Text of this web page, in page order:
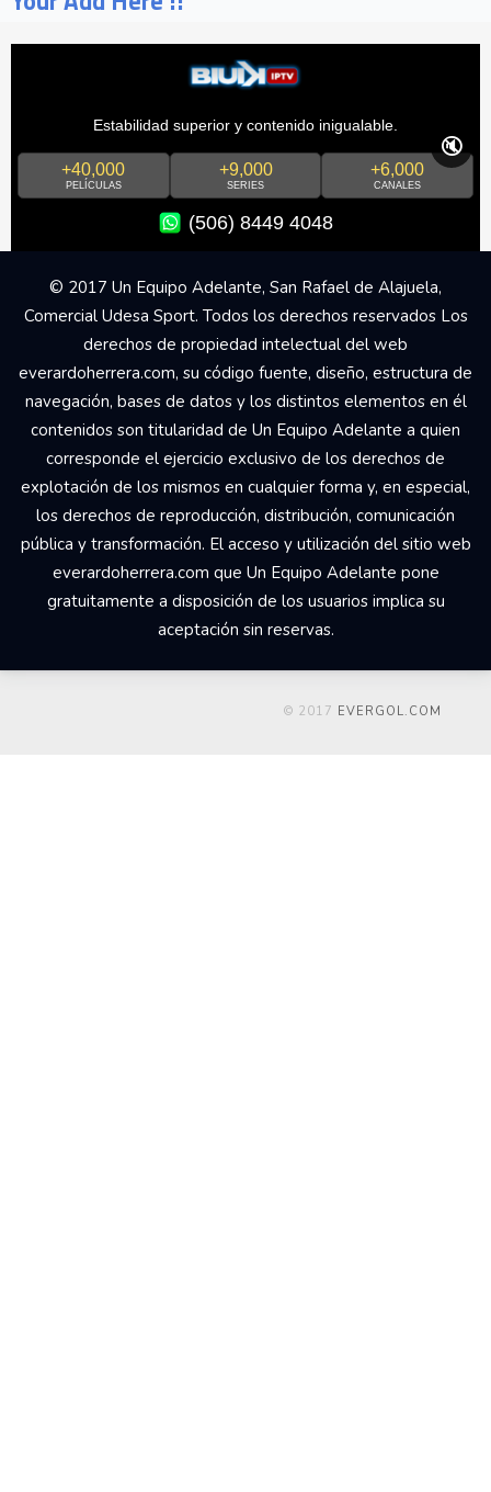
Estabilidad superior y contenido inigualable.
+40,000
PELÍCULAS
+9,000
SERIES
+6,000
CANALES
(506) 8449 4048
🔇
© 2017 Un Equipo Adelante, San Rafael de Alajuela,
Comercial Udesa Sport. Todos los derechos reservados Los
derechos de propiedad intelectual del web
everardoherrera.com, su código fuente, diseño, estructura de
navegación, bases de datos y los distintos elementos en él
contenidos son titularidad de Un Equipo Adelante a quien
corresponde el ejercicio exclusivo de los derechos de
explotación de los mismos en cualquier forma y, en especial,
los derechos de reproducción, distribución, comunicación
pública y transformación. El acceso y utilización del sitio web
everardoherrera.com que Un Equipo Adelante pone
gratuitamente a disposición de los usuarios implica su
aceptación sin reservas.
© 2017 EVERGOL.COM